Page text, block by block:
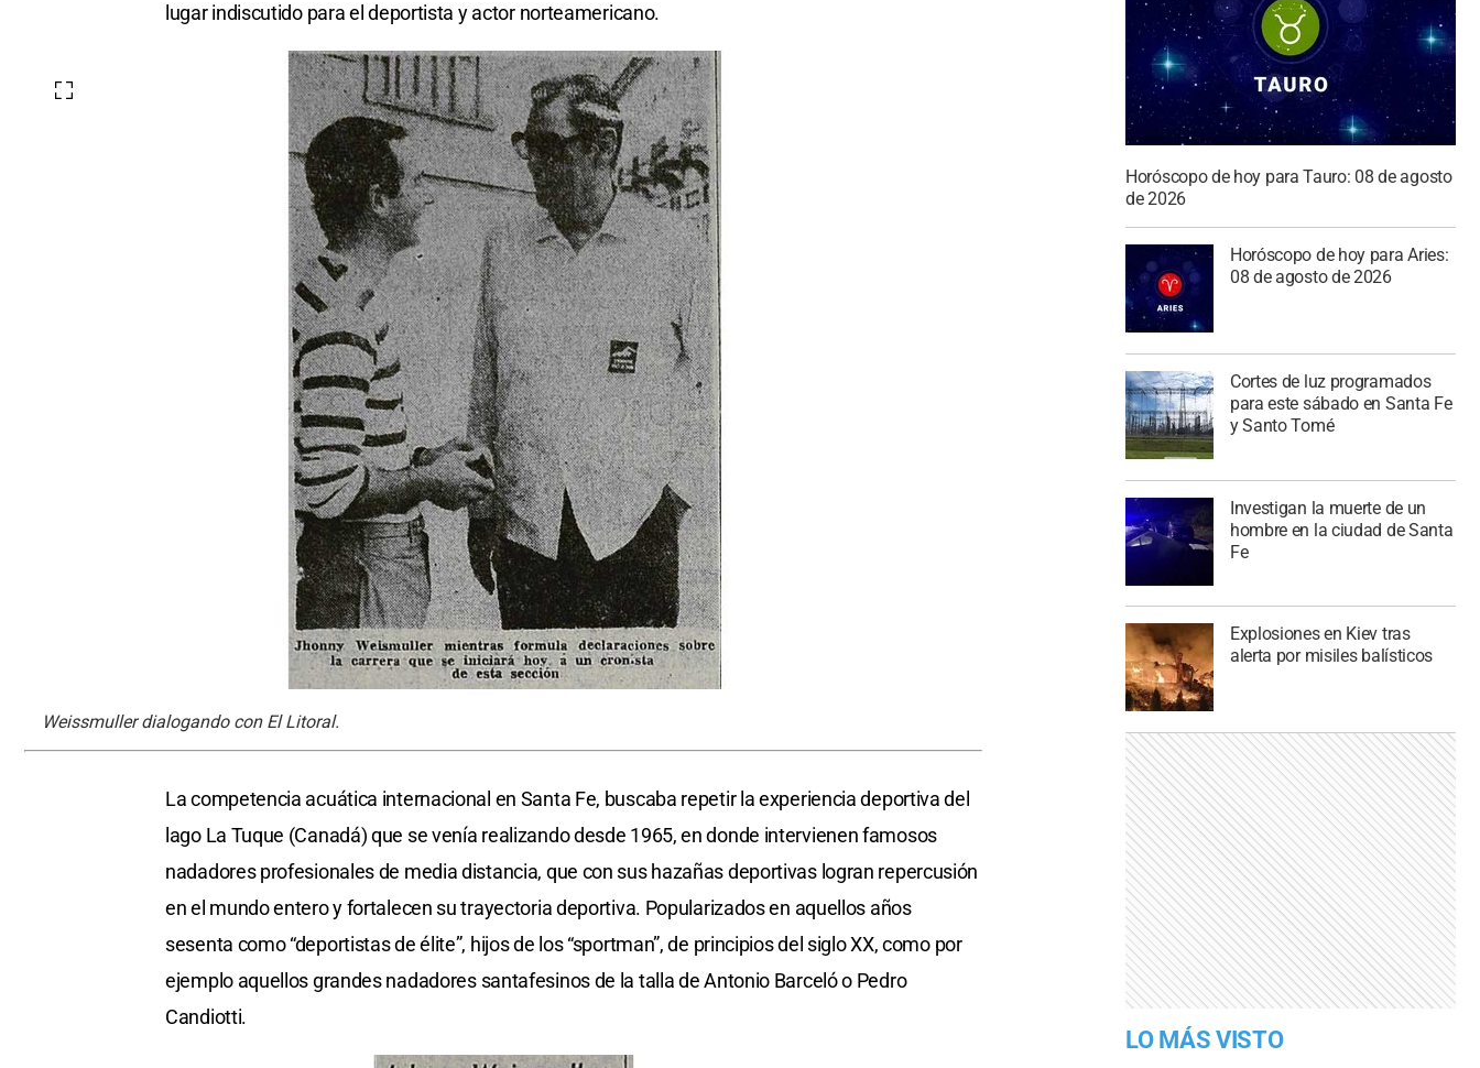
lugar indiscutido para el deportista y actor norteamericano.
Weissmuller dialogando con El Litoral.
La competencia acuática internacional en Santa Fe, buscaba repetir la experiencia deportiva del
lago La Tuque (Canadá) que se venía realizando desde 1965, en donde intervienen famosos
nadadores profesionales de media distancia, que con sus hazañas deportivas logran repercusión
en el mundo entero y fortalecen su trayectoria deportiva. Popularizados en aquellos años
sesenta como “deportistas de élite”, hijos de los “sportman”, de principios del siglo XX, como por
ejemplo aquellos grandes nadadores santafesinos de la talla de Antonio Barceló o Pedro
Candiotti.
Horóscopo de hoy para Tauro: 08 de agosto
de 2026
Horóscopo de hoy para Aries:
08 de agosto de 2026
Cortes de luz programados
para este sábado en Santa Fe
y Santo Tomé
Investigan la muerte de un
hombre en la ciudad de Santa
Fe
Explosiones en Kiev tras
alerta por misiles balísticos
LO MÁS VISTO